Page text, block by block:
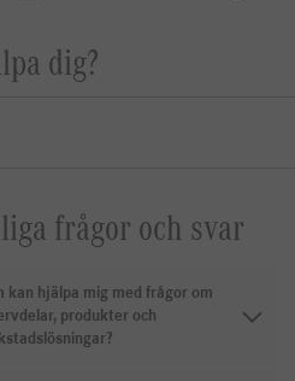
dig?
frågor och svar
kan hjälpa mig med frågor om
produkter och